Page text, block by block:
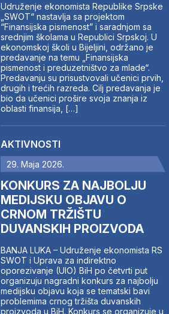
Udruženje ekonomista Republike Srpske
„SWOT“ nastavlja sa projektom
“Finansijska pismenost” i saradnjom sa
srednjim školama u Republici Srpskoj. U
ekonomskoj školi u Bijeljini, održano je
predavanje na temu „Finansijska
pismenost i preduzetništvo za mlade“.
Predavanju su prisustvovali učenici prvih,
drugih i trećih razreda. Cilj predavanja je
bio da učenici prošire svoja znanja iz
oblasti finansija, […]
AKTIVNOSTI
29. Maja 2026.
KONKURS ZA NAJBOLJU
MEDIJSKU OBJAVU O
CRNOM TRŽIŠTU
DUVANSKIH PROIZVODA
BANJA LUKA – Udruženje ekonomista RS
SWOT i Uprava za indirektno
oporezivanje (UIO) BiH po četvrti put
organizuju nagradni konkurs za najbolju
medijsku objavu koja se tematski bavi
problemima crnog tržišta duvanskih
proizvoda u BiH. Konkurs se organizuje u